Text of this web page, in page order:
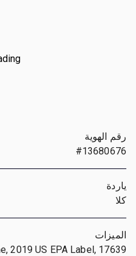
رقم الهوية
#13680676
ياردة
كلا
الميزات
2019 US EPA Label, 17639